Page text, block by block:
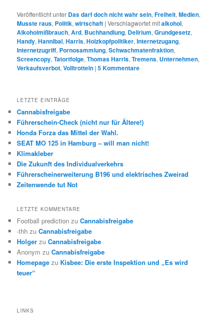
Veröffentlicht unter Das darf doch nicht wahr sein,Freiheit,Medien,
Musste raus, Politik,wirtschaft |Verschlagwortet mitalkohol,
Alkoholmißbrauch,Ard, Buchhandlung, Delirium,Grundgesetz,
Handy,Hannibal,Harris,Holzkopfpolitiker,Internetzugang,
Internetzugriff, Pornosammlung,Schwachmatenfraktion,
Screencopy,Tatortfolge,Thomas Harris,Tremens, Unternehmen,
Verkaufsverbot,Volltrotteln |5Kommentare
LETZTE EINTRÄGE
Cannabisfreigabe
Führerschein-Check (nicht nur für Ältere!)
Honda Forza das Mittel der Wahl.
SEAT MO 125 in Hamburg – will man nicht!
Klimakleber
Die Zukunft des Individualverkehrs
Führerscheinerweiterung B196 und elektrisches Zweirad
Zeitenwende tut Not
LETZTE KOMMENTARE
Football prediction zuCannabisfreigabe
-thh zuCannabisfreigabe
Holger zuCannabisfreigabe
Anonym zuCannabisfreigabe
Homepage zu Kisbee: Die erste Inspektion und „Es wird
teuer“
LINKS